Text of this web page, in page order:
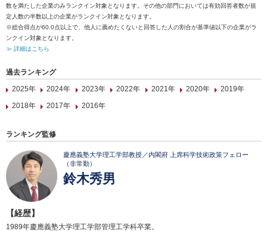
数を満たした企業のみランクイン対象となります。その他の部門においては有効回答者数が規
定人数の半数以上の企業がランクイン対象となります。
※総合得点が60.0点以上で、他人に薦めたくないと回答した人の割合が基準値以下の企業がラ
ンクイン対象となります。
≫ 詳細はこちら
過去ランキング
2025年
2024年 2023年 2022年 2021年 2020年
2019年
2018年
2017年 2016年
ランキング監修
慶應義塾大学理工学部教授／内閣府 上席科学技術政策フェロー
（非常勤）
鈴木秀男
【経歴】
1989年慶應義塾大学理工学部管理工学科卒業。